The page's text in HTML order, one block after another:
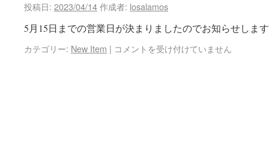
投稿日: 2023/04/14作成者: losalamos
5月15日までの営業日が決まりましたのでお知らせしま
カテゴリー: New Item | コメントを受け付けていません